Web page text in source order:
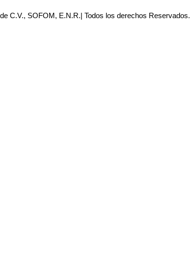
C.V., SOFOM, E.N.R.| Todos los derechos Reservados.